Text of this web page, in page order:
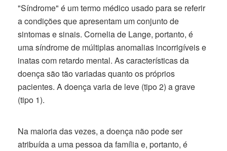
"Síndrome" é um termo médico usado para se referir
a condições que apresentam um conjunto de
sintomas e sinais. Cornelia de Lange, portanto, é
uma síndrome de múltiplas anomalias incorrigíveis e
inatas com retardo mental. As características da
doença são tão variadas quanto os próprios
pacientes. A doença varia de leve (tipo 2) a grave
(tipo 1).
Na maioria das vezes, a doença não pode ser
atribuída a uma pessoa da família e, portanto, é